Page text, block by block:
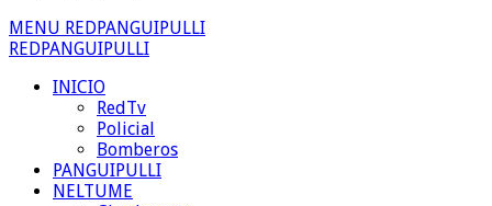
MENU REDPANGUIPULLI
REDPANGUIPULLI
INICIO
RedTv
Policial
Bomberos
PANGUIPULLI
NELTUME